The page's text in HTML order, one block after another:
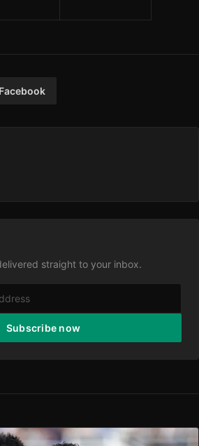
Facebook
straight to your inbox.
Subscribe now